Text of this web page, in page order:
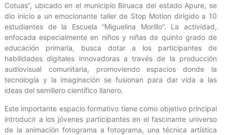
Cotuas”, ubicado en el municipio Biruaca del estado Apure, se
dio inicio a un emocionante taller de Stop Motion dirigido a 10
estudiantes de la Escuela “Miguelina Morillo”. La actividad,
enfocada especialmente en niños y niñas de quinto grado de
educación primaria, busca dotar a los participantes de
habilidades digitales innovadoras a través de la producción
audiovisual comunitaria, promoviendo espacios donde la
tecnología y la imaginación se fusionan para dar vida a las
ideas del semillero científico llanero.
Este importante espacio formativo tiene como objetivo principal
introducir a los jóvenes participantes en el fascinante universo
de la animación fotograma a fotograma, una técnica artística